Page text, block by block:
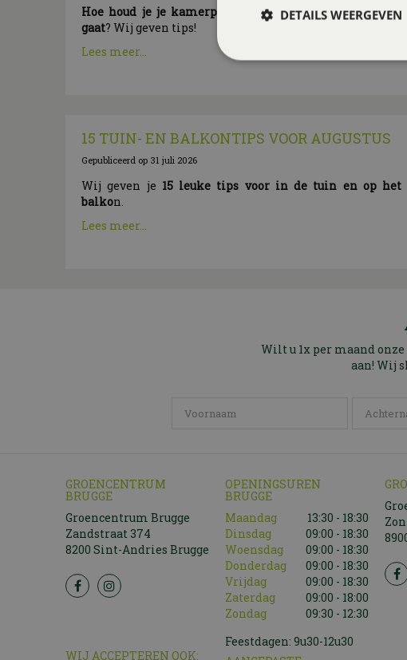
Hoe houd je je kamerplanten mooi als je op vakantie
gaat? Wij geven tips!
Lees meer...
15 TUIN- EN BALKONTIPS VOOR AUGUSTUS
Gepubliceerd op 31 juli 2026
Wij geven je 15 leuke tips voor in de tuin en op het
balkon.
Lees meer...
Wilt u 1x per maand
aan! Wij
GROENCENTRUM
BRUGGE
Groencentrum Brugge
Zandstraat 374
8200 Sint-Andries Brugge
WIJ ACCEPTEREN OOK:
OPENINGSUREN
BRUGGE
Maandag
13:30 - 18:30
Dinsdag
09:00 - 18:30
Woensdag
09:00 - 18:30
Donderdag
09:00 - 18:30
Vrijdag
09:00 - 18:30
Zaterdag
09:00 - 18:00
Zondag
09:30 - 12:30
Feestdagen: 9u30-12u30
DETAILS WEERGEVEN